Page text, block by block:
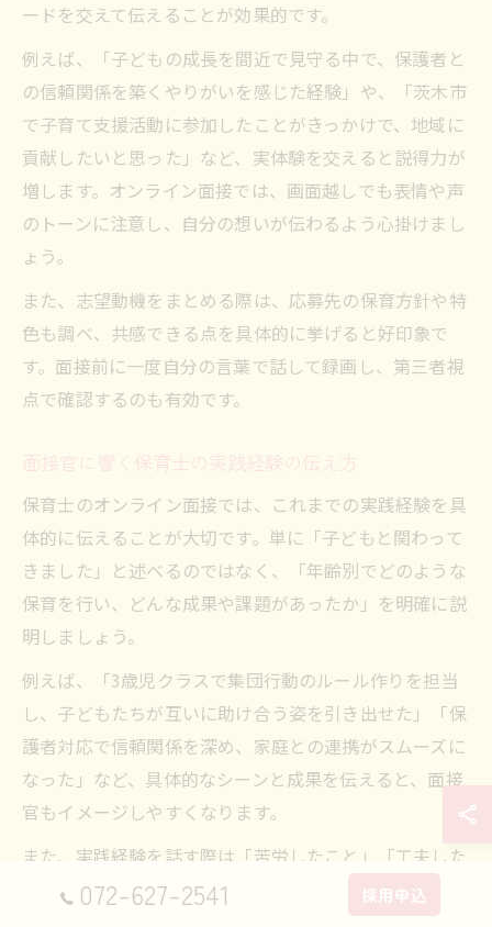
ードを交えて伝えることが効果的です。
例えば、「子どもの成長を間近で見守る中で、保護者と
の信頼関係を築くやりがいを感じた経験」や、「茨木市
で子育て支援活動に参加したことがきっかけで、地域に
貢献したいと思った」など、実体験を交えると説得力が
増します。オンライン面接では、画面越しでも表情や声
のトーンに注意し、自分の想いが伝わるよう心掛けまし
ょう。
また、志望動機をまとめる際は、応募先の保育方針や特
色も調べ、共感できる点を具体的に挙げると好印象で
す。面接前に一度自分の言葉で話して録画し、第三者視
点で確認するのも有効です。
面接官に響く保育士の実践経験の伝え方
保育士のオンライン面接では、これまでの実践経験を具
体的に伝えることが大切です。単に「子どもと関わって
きました」と述べるのではなく、「年齢別でどのような
保育を行い、どんな成果や課題があったか」を明確に説
明しましょう。
例えば、「3歳児クラスで集団行動のルール作りを担当
し、子どもたちが互いに助け合う姿を引き出せた」「保
護者対応で信頼関係を深め、家庭との連携がスムーズに
なった」など、具体的なシーンと成果を伝えると、面接
官もイメージしやすくなります。
また、実践経験を話す際は「苦労したこと」「工夫した
こと」もセットで伝え、課題解決力や成長意欲をアピー
ルしましょう。オンライン面接では、話す内容を箇条書
072-627-2541 採用申込